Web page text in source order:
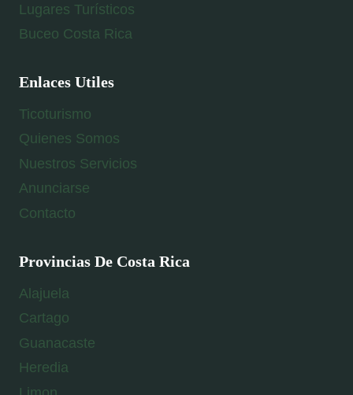
Lugares Turísticos
Buceo Costa Rica
Enlaces Utiles
Ticoturismo
Quienes Somos
Nuestros Servicios
Anunciarse
Contacto
Provincias De Costa Rica
Alajuela
Cartago
Guanacaste
Heredia